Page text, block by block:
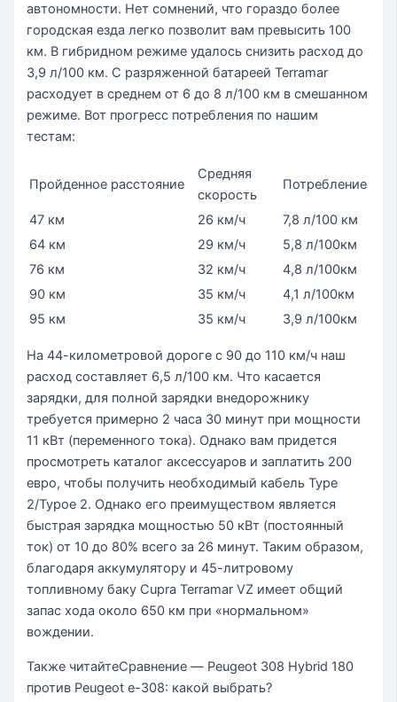
автономности. Нет сомнений, что гораздо более
городская езда легко позволит вам превысить 100
км. В гибридном режиме удалось снизить расход до
3,9 л/100 км. С разряженной батареей Terramar
расходует в среднем от 6 до 8 л/100 км в смешанном
режиме. Вот прогресс потребления по нашим
тестам:
Пройденное расстояние
Средняя
скорость
Потребление
47 км 26 км/ч
7,8 л/100 км
64 км
29 км/ч
5,8 л/100км
76 км
32 км/ч
4,8 л/100км
90 км
35 км/ч
4,1 л/100км
95 км
35 км/ч 3,9 л/100км
На 44-километровой дороге с 90 до 110 км/ч наш
расход составляет 6,5 л/100 км. Что касается
зарядки, для полной зарядки внедорожнику
требуется примерно 2 часа 30 минут при мощности
11 кВт (переменного тока). Однако вам придется
просмотреть каталог аксессуаров и заплатить 200
евро, чтобы получить необходимый кабель Type
2/Typoe 2. Однако его преимуществом является
быстрая зарядка мощностью 50 кВт (постоянный
ток) от 10 до 80% всего за 26 минут. Таким образом,
благодаря аккумулятору и 45-литровому
топливному баку Cupra Terramar VZ имеет общий
запас хода около 650 км при «нормальном»
вождении.
Также читайтеСравнение — Peugeot 308 Hybrid 180
против Peugeot e-308: какой выбрать?